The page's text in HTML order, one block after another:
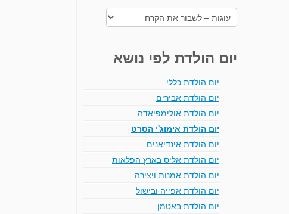
קטגוריות
יום הולדת לפי נושא
יום הולדת כללי
יום הולדת אבירים
יום הולדת אולימפיאדה
יום הולדת אימוג'י הסרט
יום הולדת אינדיאנים
יום הולדת אליס בארץ הפלאות
יום הולדת אמנות ויצירה
יום הולדת אפייה ובישול
יום הולדת באטמן